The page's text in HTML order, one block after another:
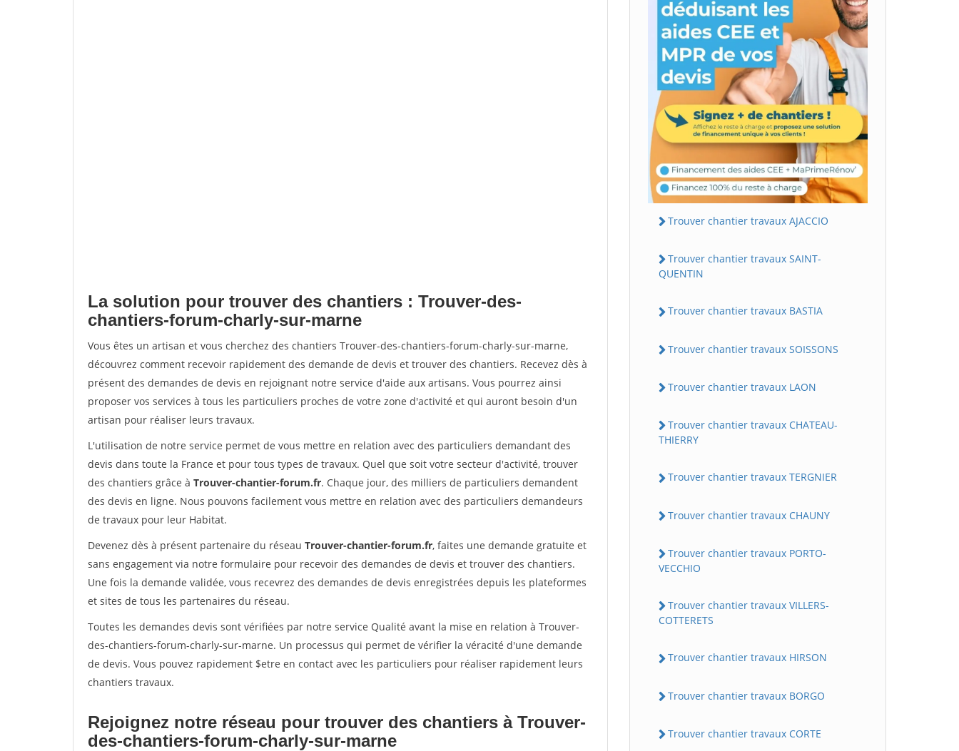
La solution pour trouver des chantiers : Trouver-des-
chantiers-forum-charly-sur-marne
Vous êtes un artisan et vous cherchez des chantiers Trouver-des-chantiers-forum-charly-sur-marne,
découvrez comment recevoir rapidement des demande de devis et trouver des chantiers. Recevez dès à
présent des demandes de devis en rejoignant notre service d'aide aux artisans. Vous pourrez ainsi
proposer vos services à tous les particuliers proches de votre zone d'activité et qui auront besoin d'un
artisan pour réaliser leurs travaux.
L'utilisation de notre service permet de vous mettre en relation avec des particuliers demandant des
devis dans toute la France et pour tous types de travaux. Quel que soit votre secteur d'activité, trouver
des chantiers grâce à Trouver-chantier-forum.fr. Chaque jour, des milliers de particuliers demandent
des devis en ligne. Nous pouvons facilement vous mettre en relation avec des particuliers demandeurs
de travaux pour leur Habitat.
Devenez dès à présent partenaire du réseau Trouver-chantier-forum.fr, faites une demande gratuite et
sans engagement via notre formulaire pour recevoir des demandes de devis et trouver des chantiers.
Une fois la demande validée, vous recevrez des demandes de devis enregistrées depuis les plateformes
et sites de tous les partenaires du réseau.
Toutes les demandes devis sont vérifiées par notre service Qualité avant la mise en relation à Trouver-
des-chantiers-forum-charly-sur-marne. Un processus qui permet de vérifier la véracité d'une demande
de devis. Vous pouvez rapidement $etre en contact avec les particuliers pour réaliser rapidement leurs
chantiers travaux.
Rejoignez notre réseau pour trouver des chantiers à Trouver-
des-chantiers-forum-charly-sur-marne
Trouver chantier travaux AJACCIO
Trouver chantier travaux SAINT-
QUENTIN
Trouver chantier travaux BASTIA
Trouver chantier travaux SOISSONS
Trouver chantier travaux LAON
Trouver chantier travaux CHATEAU-
THIERRY
Trouver chantier travaux TERGNIER
Trouver chantier travaux CHAUNY
Trouver chantier travaux PORTO-
VECCHIO
Trouver chantier travaux VILLERS-
COTTERETS
Trouver chantier travaux HIRSON
Trouver chantier travaux BORGO
Trouver chantier travaux CORTE